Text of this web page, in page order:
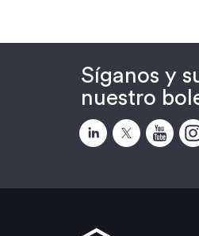
Síganos y
nuestro